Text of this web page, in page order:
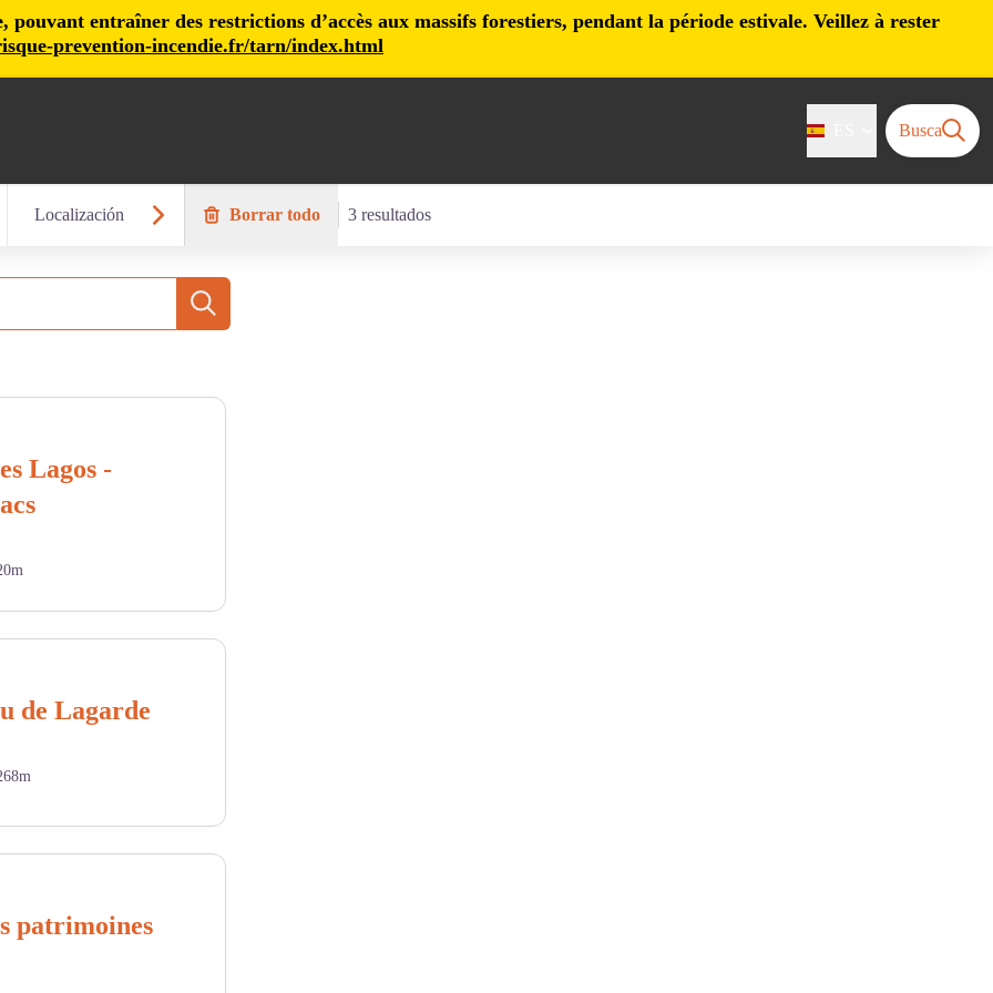
entraîner des restrictions d’accès aux massifs forestiers, pendant la période estivale. Veillez à rester
prevention-incendie.fr/tarn/index.html
Busca
Localización Borrar todo 3 resultados
Busca
Lagos -
de Lagarde
patrimoines